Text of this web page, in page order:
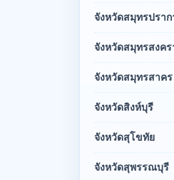
จังหวัดสมุทรปราก
จังหวัดสมุทรสงคร
จังหวัดสมุทรสาคร
จังหวัดสิงห์บุรี
จังหวัดสุโขทัย
จังหวัดสุพรรณบุรี